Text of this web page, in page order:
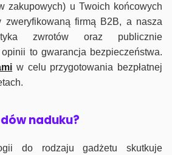
zakupowych) u Twoich końcowych
zweryfikowaną firmą B2B, a nasza
zwrotów oraz publicznie
to gwarancja bezpieczeństwa.
w celu przygotowania bezpłatnej
naduku?
do rodzaju gadżetu skutkuje